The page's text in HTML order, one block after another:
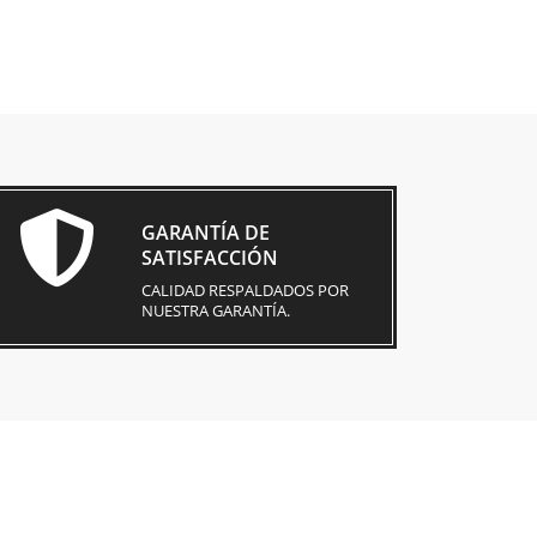
GARANTÍA DE
SATISFACCIÓN
CALIDAD RESPALDADOS POR
NUESTRA GARANTÍA.